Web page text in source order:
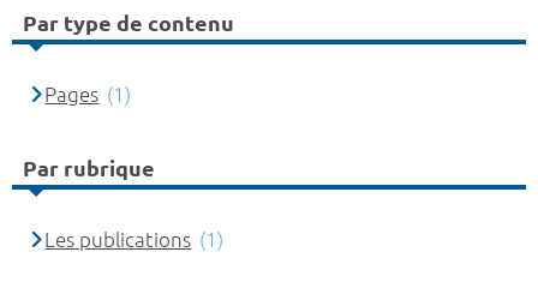
Par type de contenu
Pages (1)
Par rubrique
Les publications (1)